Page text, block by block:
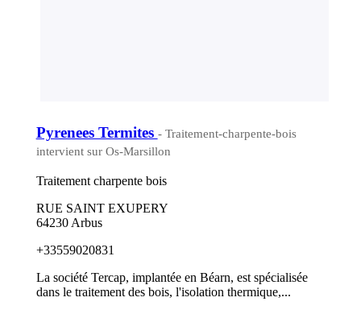
Pyrenees Termites - Traitement-charpente-bois
intervient sur Os-Marsillon
Traitement charpente bois
RUE SAINT EXUPERY
64230 Arbus
+33559020831
La société Tercap, implantée en Béarn, est spécialisée
dans le traitement des bois, l'isolation thermique,...